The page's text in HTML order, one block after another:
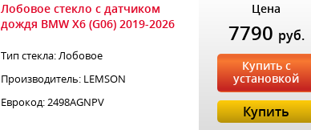
Лобовое стекло с датчиком
дождя BMW X6 (G06) 2019-2026
Тип стекла: Лобовое
Производитель: LEMSON
Еврокод: 2498AGNPV
Цена
7790 руб.
Купить с
установкой
Купить